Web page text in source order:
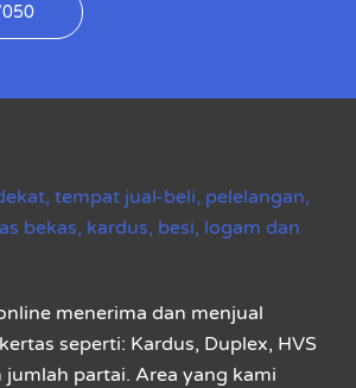
menerima dan menjual
seperti: Kardus, Duplex, HVS
jumlah partai. Area yang kami